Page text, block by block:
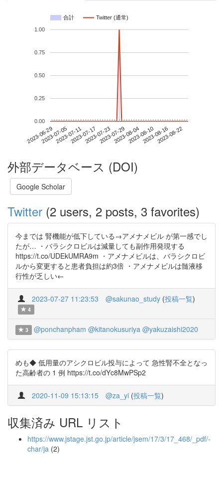
合計 Twitter (通常)
2023-06-292023-07-052023-07-112023-07-172023-07-232023-07-292023-08-042023-08-102023-08-162023-08-22
0.00
0.25
0.50
0.75
1.00
外部データベース (DOI)
Google Scholar
Twitter (2 users, 2 posts, 3 favorites)
今までは 腎機能が低下している→アメナメビル が第一感でし
たが… ・バラシクロビルは減量しても副作用発現する
https://t.co/UDEkUMRA9m ・アメナメビルは、バラシクロビ
ルから変更すると患者負担は約3倍 ・アメナメビルは髄液移
行性が乏しい←
2023-07-27 11:23:53 @sakunao_study (投稿一覧)
4
3 @ponchanpham @kitanokusuriya @yakuzaishi2020
めも◆ 低用量のアシクロビル投与によって 急性腎不全となっ
た高齢者の 1 例 https://t.co/dYc8MwPSp2
2020-11-09 15:13:15 @za_yi (投稿一覧)
収集済み URL リスト
https://www.jstage.jst.go.jp/article/jsem/17/3/17_468/_pdf/-
char/ja (2)